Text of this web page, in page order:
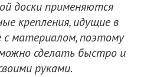
доски применяются
крепления, идущие в
с материалом, поэтому
сделать быстро и
руками.